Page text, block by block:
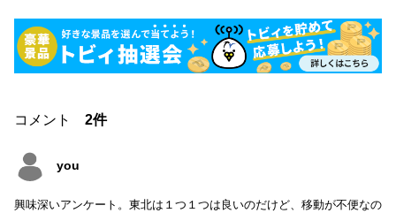
コメント 2件
you
興味深いアンケート。東北は１つ１つは良いのだけど、移動が不便なの